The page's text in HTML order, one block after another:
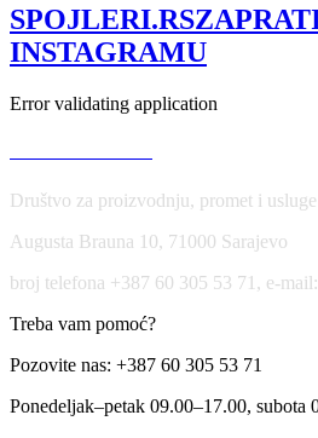
vertical
bars)
količina
SPOJLERI.RS
INSTAGRAMU
Error validating application
Društvo za proizvodnju, promet i
Augusta Brauna 10, 71000 Sarajevo
broj telefona +387 60 305 53 71, e-
Treba vam pomoć?
Pozovite nas: +387 60 305 53 71
Ponedeljak–petak 09.00–17.00, subota